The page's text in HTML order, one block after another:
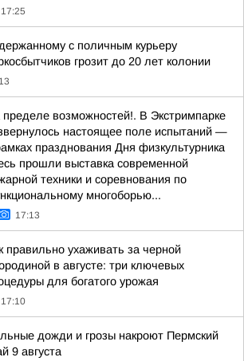
17:25
с поличным курьеру
грозит до 20 лет колонии
возможностей!. В Экстримпарке
настоящее поле испытаний —
празднования Дня физкультурника
прошли выставка современной
техники и соревнования по
многоборью...
17:13
правильно ухаживать за черной
в августе: три ключевых
для богатого урожая
17:10
дожди и грозы накроют Пермский
9 августа